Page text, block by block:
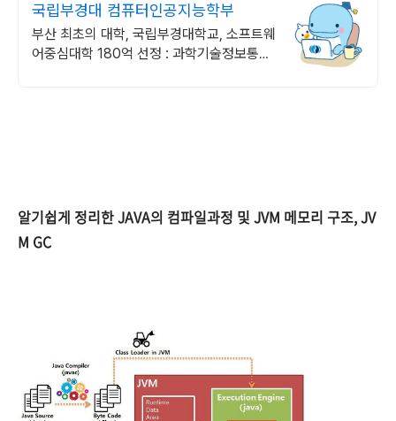
국립부경대 컴퓨터인공지능학부
부산 최초의 대학, 국립부경대학교, 소프트웨
어중심대학 180억 선정 : 과학기술정보통신
알기쉽게 정리한 JAVA의 컴파일과정 및 JVM 메모리 구조, JV
M GC